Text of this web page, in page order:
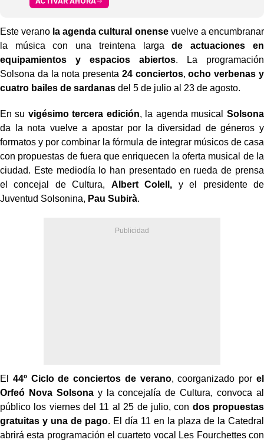
Este verano la agenda cultural onensevuelve a encumbranar
la música con una treintena largade actuaciones en
equipamientos y espacios abiertos. La programación
Solsona da la nota presenta 24 conciertos,ocho verbenas y
cuatro bailes de sardanas del 5 de julio al 23 de agosto.
En su vigésimo tercera edición, la agenda musical Solsona
da la nota vuelve a apostar por la diversidad de géneros y
formatos y por combinar la fórmula de integrar músicos de casa
con propuestas de fuera que enriquecen la oferta musical de la
ciudad. Este mediodía lo han presentado en rueda de prensa
el concejal de Cultura, Albert Colell, y el presidente de
Juventud Solsonina, Pau Subirà.
El 44º Ciclo de conciertos de verano, coorganizado por el
Orfeó Nova Solsonay la concejalía de Cultura, convoca al
público los viernes del 11 al 25 de julio, con dos propuestas
gratuitas y una de pago. El día 11 en la plaza de la Catedral
abrirá esta programación el cuarteto vocal Les Fourchettes con